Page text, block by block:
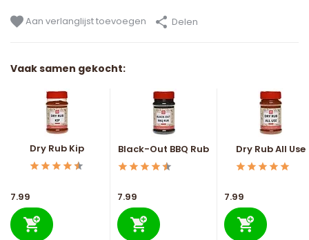
Aan verlanglijst toevoegen Delen
Vaak samen gekocht:
Dry Rub Kip
7.99
Black-Out BBQ Rub
7.99
Dry Rub All Use
7.99